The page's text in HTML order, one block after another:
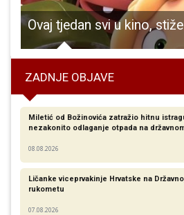
Ovaj tjedan svi u kino,
ZADNJE OBJAVE
Miletić od Božinovića zatražio hitnu
nezakonito odlaganje otpada na
08.08.2026
Ličanke viceprvakinje Hrvatske na
rukometu
07.08.2026